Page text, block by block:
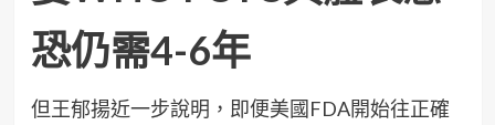
恐仍需4-6年
但王郁揚近一步說明，即便美國FDA開始往正確